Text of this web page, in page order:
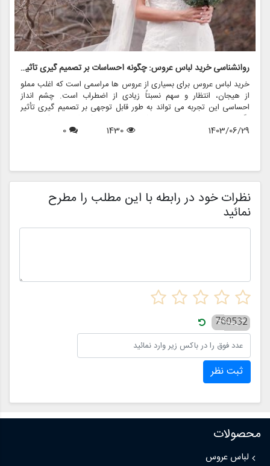
روانشناسی خرید لباس عروس: چگونه احساسات بر تصمیم گیری تأثیر می گذارد
خرید لباس عروس برای بسیاری از عروس ها مراسمی است که اغلب مملو
از هیجان، انتظار و سهم نسبتاً زیادی از اضطراب است. چشم انداز
احساسی این تجربه می تواند به طور قابل توجهی بر تصمیم گیری تأثیر
بگذارد و منجر به انتخاب هایی شود که نه تنها سبک شخصی بلکه عوامل
روانی عمیق تری را نیز منعکس می کند. در این مقاله، روانشناسی خرید
1403/06/29
1430
0
نظرات خود در رابطه با این مطلب را مطرح
نمائید
ثبت نظر
محصولات
لباس عروس